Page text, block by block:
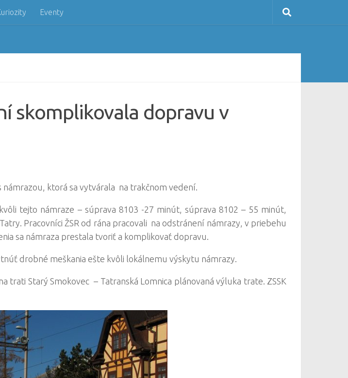
Eventy
skomplikovala dopravu v
ktorá sa vytvárala na trakčnom vedení.
tejto námraze – súprava 8103 -27 minút, súprava 8102 – 55 minút,
Pracovníci ŽSR od rána pracovali na odstránení námrazy, v priebehu
sa námraza prestala tvoriť a komplikovať dopravu.
drobné meškania ešte kvôli lokálnemu výskytu námrazy.
trati Starý Smokovec – Tatranská Lomnica plánovaná výluka trate. ZSSK